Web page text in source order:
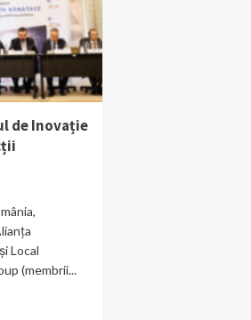
de Inovație
Local
(membrii...